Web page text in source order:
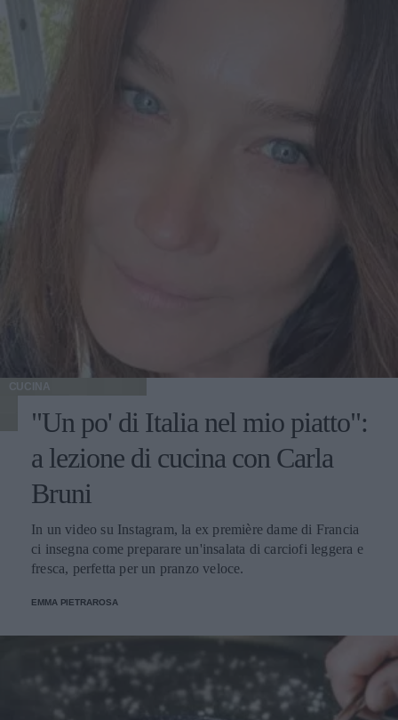
CUCINA
"Un po' di Italia nel mio piatto":
a lezione di cucina con Carla
Bruni
In un video su Instagram, la ex première dame di Francia
ci insegna come preparare un'insalata di carciofi leggera e
fresca, perfetta per un pranzo veloce.
EMMA PIETRAROSA